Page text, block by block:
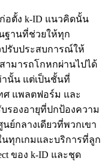
อตั้ง k-ID แนวคิดนั้น
ฐานที่ช่วยให้ทุก
ปรับประสบการณ์ให้
ามารถโกหกผ่านไปได้
นั้น แต่เป็นชั้นที่
ศ แพลตฟอร์ม และ
รองอายุที่ปกป้องความ
ย์กลางเดียวที่พวกเขา
ทุกเกมและบริการที่ลูก
ของ k-ID และชุด